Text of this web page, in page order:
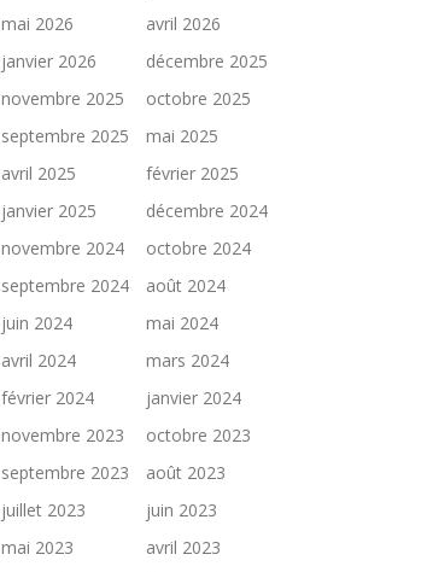
mai 2026
avril 2026
janvier 2026
décembre 2025
novembre 2025
octobre 2025
septembre 2025
mai 2025
avril 2025
février 2025
janvier 2025
décembre 2024
novembre 2024
octobre 2024
septembre 2024
août 2024
juin 2024
mai 2024
avril 2024
mars 2024
février 2024
janvier 2024
novembre 2023
octobre 2023
septembre 2023
août 2023
juillet 2023
juin 2023
mai 2023
avril 2023